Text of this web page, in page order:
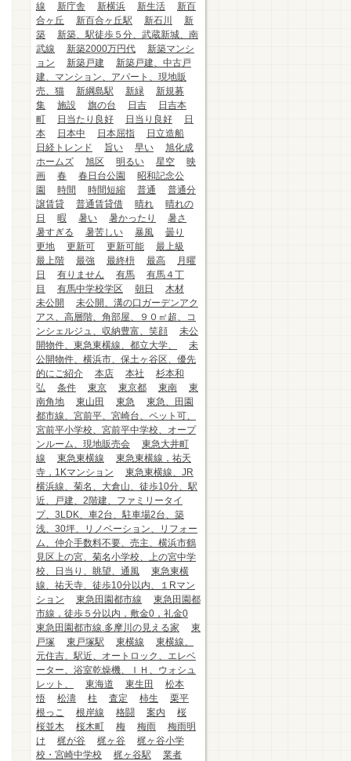
線
新庁舎 新横浜 新生活
新百
合ヶ丘
新百合ヶ丘駅 新石川
新
築
新築、駅徒歩５分、武蔵新城、南
武線
新築2000万円代
新築マンシ
ョン
新築戸建
新築戸建、中古戸
建、マンション、アパート、現地販
売、猫
新綱島駅 新緑
新規募
集
施設 旗の台 日吉
日吉本
町
日当たり良好 日当り良好
日
本
日本中 日本屈指
日立造船
日経トレンド
旨い 早い
旭化成
ホームズ
旭区 明るい 星空
映
画
春 春日台公園
昭和記念公
園
時間 時間短縮 普通
普通分
譲賃貸
普通賃貸借 晴れ
晴れの
日
暇 暑い 暑かったり
暑さ
暑すぎる
暑苦しい 暴風
曇り
更地
更新可 更新可能
最上級
最上階
最強 最終枡 最高
月曜
日
有りません 有馬
有馬４丁
目
有馬中学校学区 朝日
木材
未公開
未公開、溝の口ガーデンアク
アス、高層階、角部屋、９０㎡超、コ
ンシェルジュ、収納豊富、笑顔
未公
開物件、東急東横線、都立大学、
未
公開物件、横浜市、保土ヶ谷区、優先
的にご紹介
本店 本社
杉本和
弘
条件 東京 東京都 東南
東
南角地
東山田 東急
東急、田園
都市線、宮前平、宮崎台、ペット可、
宮前平小学校、宮前平中学校、オープ
ンルーム、現地販売会
東急大井町
線
東急東横線
東急東横線，祐天
寺，1Kマンション
東急東横線、JR
横浜線、菊名、大倉山、徒歩10分、駅
近、戸建、2階建、ファミリータイ
プ、3LDK、車2台、駐車場2台、築
浅、30坪、リノベーション、リフォー
ム、仲介手数料不要、売主、横浜市鶴
見区上の宮、菊名小学校、上の宮中学
校、日当り、眺望、通風
東急東横
線、祐天寺、徒歩10分以内、１Rマン
ション
東急田園都市線
東急田園都
市線，徒歩５分以内，敷金0，礼金0
東急田園都市線.多摩川の見える家
東
戸塚
東戸塚駅 東横線
東横線、
元住吉、駅近、オートロック、エレベ
ーター、浴室乾燥機、ＩＨ、ウォシュ
レット、
東海道 東生田
松本
悟
松濤 柱 査定 柿生
栗平
根っこ
根岸線 格闘 案内
桜
桜並木
桜木町 梅 梅雨
梅雨明
け
梶が谷 梶ヶ谷
梶ヶ谷小学
校・宮崎中学校
梶ヶ谷駅
業者